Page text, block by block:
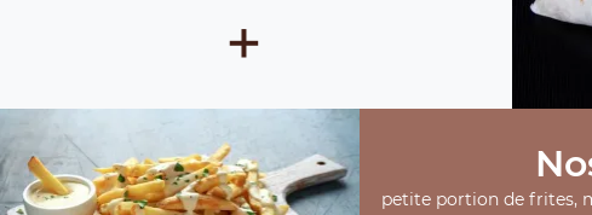
+
petite portion de frites,